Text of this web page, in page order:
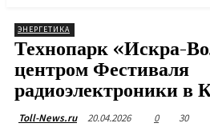
ЭНЕРГЕТИКА
Технопарк «Искра-
центром Фестиваля
радиоэлектроники в
Toll-News.ru 20.04.2026 0 30